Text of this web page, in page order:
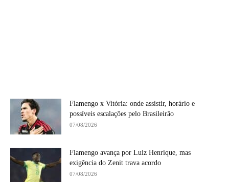
Flamengo x Vitória: onde assistir, horário e
possíveis escalações pelo Brasileirão
07/08/2026
Flamengo avança por Luiz Henrique, mas
exigência do Zenit trava acordo
07/08/2026